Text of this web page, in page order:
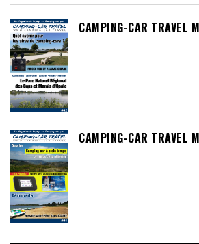
CAMPING-CAR TRAVEL
CAMPING-CAR TRAVEL